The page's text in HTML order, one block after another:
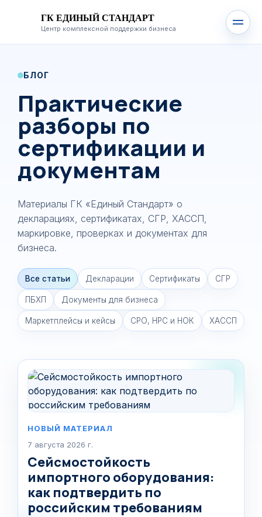
ГК ЕДИНЫЙ СТАНДАРТ
Центр комплексной поддержки бизнеса
БЛОГ
Практические
разборы по
сертификации и
документам
Материалы ГК «Единый Стандарт» о
декларациях, сертификатах, СГР, ХАССП,
маркировке, проверках и документах для
бизнеса.
Все статьи Декларации Сертификаты СГР
ПБХП Документы для бизнеса
Маркетплейсы и кейсы СРО, НРС и НОК ХАССП
НОВЫЙ МАТЕРИАЛ
7 августа 2026 г.
Сейсмостойкость
импортного оборудования:
как подтвердить по
российским требованиям